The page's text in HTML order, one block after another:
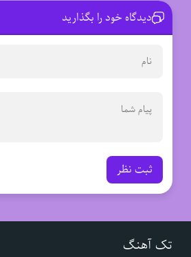
دیدگاه خود را بگذارید
ثبت نظر
تک آهنگ